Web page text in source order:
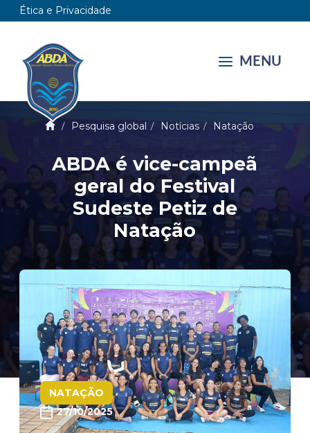
Ética e Privacidade
MENU
Pesquisa global Notícias Natação
ABDA é vice-campeã
geral do Festival
Sudeste Petiz de
Natação
NATAÇÃO
27/10/2025